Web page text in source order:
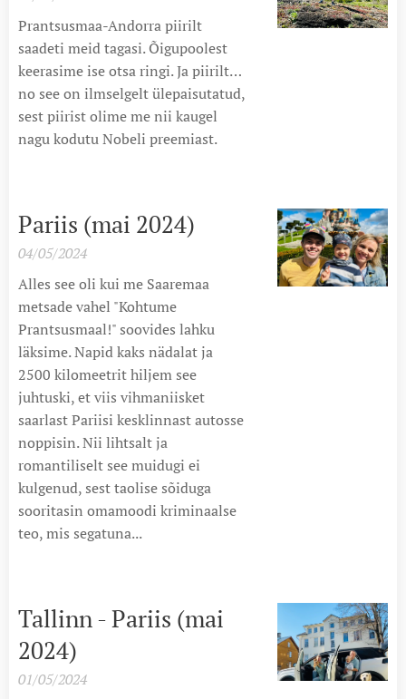
Prantsusmaa-Andorra piirilt
saadeti meid tagasi. Õigupoolest
keerasime ise otsa ringi. Ja piirilt…
no see on ilmselgelt ülepaisutatud,
sest piirist olime me nii kaugel
nagu kodutu Nobeli preemiast.
Pariis (mai 2024)
04/05/2024
Alles see oli kui me Saaremaa
metsade vahel "Kohtume
Prantsusmaal!" soovides lahku
läksime. Napid kaks nädalat ja
2500 kilomeetrit hiljem see
juhtuski, et viis vihmaniisket
saarlast Pariisi kesklinnast autosse
noppisin. Nii lihtsalt ja
romantiliselt see muidugi ei
kulgenud, sest taolise sõiduga
sooritasin omamoodi kriminaalse
teo, mis segatuna...
Tallinn - Pariis (mai
2024)
01/05/2024